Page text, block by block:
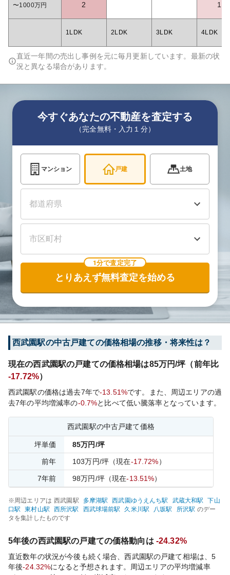
〜1000万円 2 1
1LDK 2LDK 3LDK 4LDK
直近一年間の売出し事例を元に毎月更新しています。最新の状
況と異なる場合があります。
今すぐあなたの不動産を査定する
（完全無料・入力１分）
マンション 戸建 土地
1分で査定完了
とりあえず無料査定を始める
西武園駅の中古戸建ての価格相場の推移・将来性は？
現在の西武園駅の戸建ての価格相場は85万円/坪（前年比
-17.72%）
西武園駅の価格は過去7年で-13.51%です。
また、周辺エリアの過
去7年の平均増減率の-0.7%と比べて低い騰落率となっています。
西武園駅の中古戸建て価格
坪単価 85万円/坪
前年 103万円/坪 （現在-17.72%）
7年前 98万円/坪（現在-13.51%）
※周辺エリアは 西武園 駅 多摩湖駅 西武園ゆうえんち駅 武蔵大和駅
下山
口駅 東村山駅 西所沢駅 西武球場前駅 久米川駅 八坂駅 所沢駅 のデー
タを集計したものです
5年後の西武園駅の戸建ての価格動向は -24.32%
直近数年の状況が今後も続く場合、西武園駅の戸建て相場は、5
年後-24.32%になると予想されます。周辺エリアの平均増減率